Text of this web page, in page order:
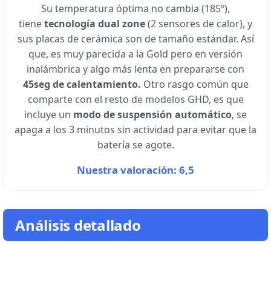
Su temperatura óptima no cambia (185º),
tienetecnología dual zone(2 sensores de calor), y
sus placas de cerámica son de tamaño estándar. Así
que, es muy parecida a la Gold pero en versión
inalámbrica y algo más lenta en prepararse con
45seg de calentamiento. Otro rasgo común que
comparte con el resto de modelos GHD, es que
incluye un modo de suspensión automático, se
apaga a los 3 minutos sin actividad para evitar que la
batería se agote.
Nuestra valoración: 6,5
Análisis detallado